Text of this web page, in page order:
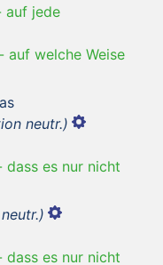
auf jede
- auf welche Weise
neutr.)
dass es nur nicht
dass es nur nicht